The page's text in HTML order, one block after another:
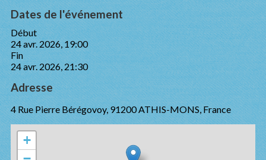
Dates de l'événement
Début
24 avr. 2026, 19:00
Fin
24 avr. 2026, 21:30
Adresse
4 Rue Pierre Bérégovoy, 91200 ATHIS-MONS, France
+